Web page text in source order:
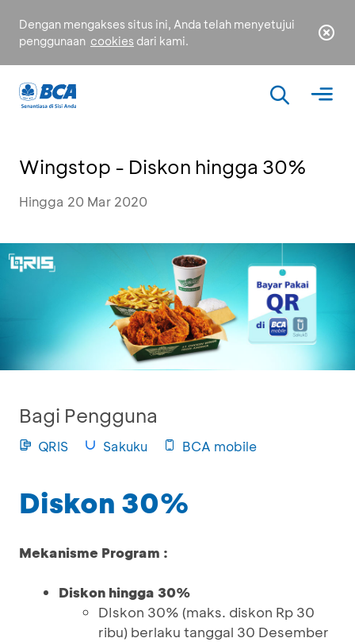
Dengan mengakses situs ini, Anda telah menyetujui
penggunaan cookies dari kami.
Wingstop - Diskon hingga 30%
Hingga 20 Mar 2020
Bagi Pengguna
QRIS Sakuku BCA mobile
Diskon 30%
Mekanisme Program :
Diskon hingga 30%
DIskon 30% (maks. diskon Rp 30
ribu) berlaku tanggal 30 Desember